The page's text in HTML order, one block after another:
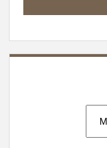
Archiv